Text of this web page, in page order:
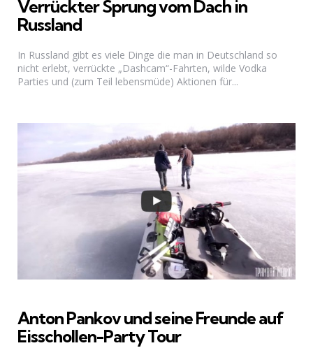
Verrückter Sprung vom Dach in
Russland
In Russland gibt es viele Dinge die man in Deutschland so
nicht erlebt, verrückte „Dashcam“-Fahrten, wilde Vodka
Parties und (zum Teil lebensmüde) Aktionen für...
Anton Pankov und seine Freunde auf
Eisschollen-Party Tour